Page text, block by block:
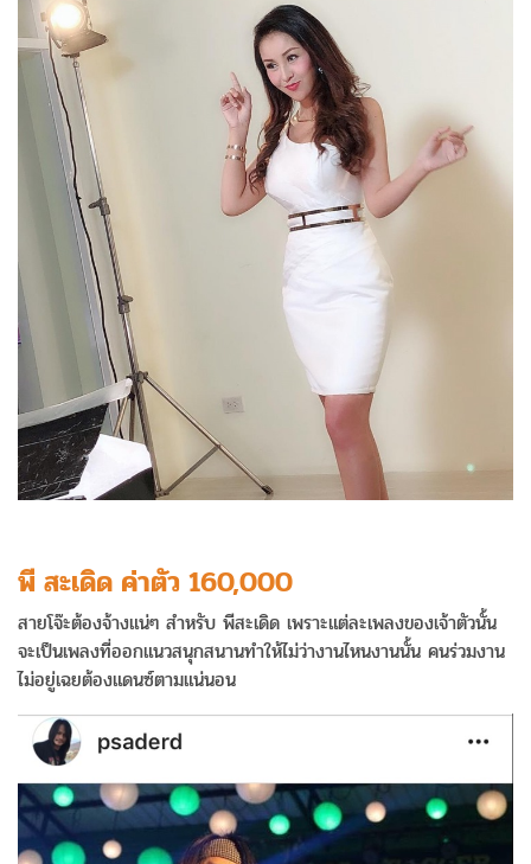
พี สะเดิด ค่าตัว 160,000
สายโจ๊ะต้องจ้างแน่ๆ สำหรับ พีสะเดิด เพราะแต่ละเพลงของเจ้าตัวนั้น
จะเป็นเพลงที่ออกแนวสนุกสนานทำให้ไม่ว่างานไหนงานนั้น คนร่วมงาน
ไม่อยู่เฉยต้องแดนซ์ตามแน่นอน